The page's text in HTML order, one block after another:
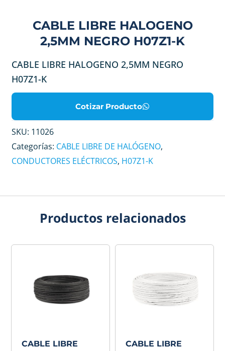
CABLE LIBRE HALOGENO
2,5MM NEGRO H07Z1-K
CABLE LIBRE HALOGENO 2,5MM NEGRO
H07Z1-K
Cotizar Producto
SKU: 11026
Categorías: CABLE LIBRE DE HALÓGENO,
CONDUCTORES ELÉCTRICOS, H07Z1-K
Productos relacionados
CABLE LIBRE
CABLE LIBRE